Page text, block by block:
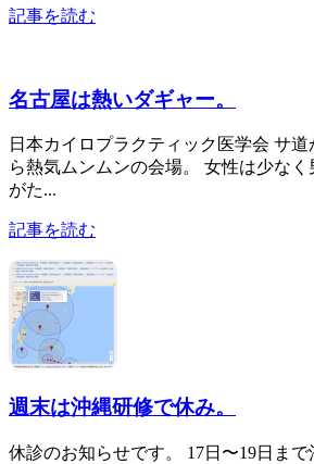
記事を読む
名古屋は熱いダギャー。
日本カイロプラクティック医学会 サ
ら熱気ムンムンの会場。 女性は少な
がた...
記事を読む
週末は沖縄研修で休み。
休診のお知らせです。 17日〜19日ま